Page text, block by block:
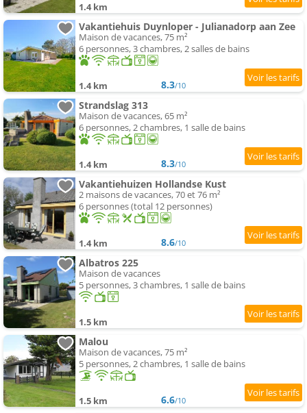
1.4 km
Vakantiehuis Duynloper - Julianadorp aan Zee
Maison de vacances, 75 m²
6 personnes, 3 chambres, 2 salles de bains
1.4 km 8.3/10
Strandslag 313
Maison de vacances, 65 m²
6 personnes, 2 chambres, 1 salle de bains
1.4 km 8.3/10
Vakantiehuizen Hollandse Kust
2 maisons de vacances, 70 et 76 m²
6 personnes (total 12 personnes)
1.4 km 8.6/10
Albatros 225
Maison de vacances
5 personnes, 3 chambres, 1 salle de bains
1.5 km
Malou
Maison de vacances, 75 m²
5 personnes, 2 chambres, 1 salle de bains
1.5 km 6.6/10